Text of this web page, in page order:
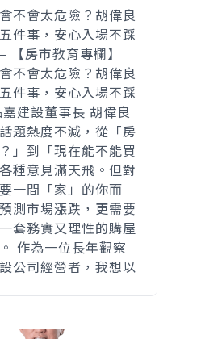
不會太危險？胡偉良
件事，安心入場不踩
市教育專欄】
不會太危險？胡偉良
件事，安心入場不踩
建設董事長 胡偉良
題熱度不減，從「房
」到「現在能不能買
種意見滿天飛。但對
一間「家」的你而
測市場漲跌，更需要
套務實又理性的購屋
作為一位長年觀察
公司經營者，我想以